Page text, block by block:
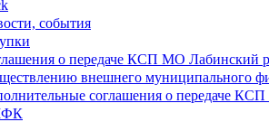
события
о передаче КСП МО Лабинский
внешнего муниципального
соглашения о передаче